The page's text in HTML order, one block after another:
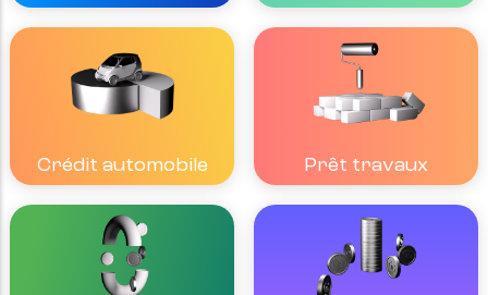
Crédit automobile Prêt travaux